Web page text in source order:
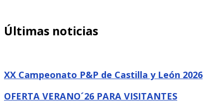
Últimas noticias
XX Campeonato P&P de Castilla y León 2026
OFERTA VERANO´26 PARA VISITANTES